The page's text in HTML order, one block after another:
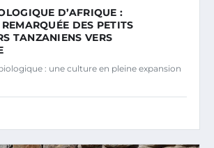
D’AFRIQUE :
REMARQUÉE DES PETITS
TANZANIENS VERS
: une culture en pleine expansion